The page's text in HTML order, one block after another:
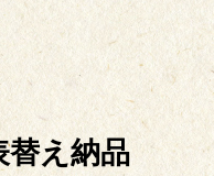
替え納品